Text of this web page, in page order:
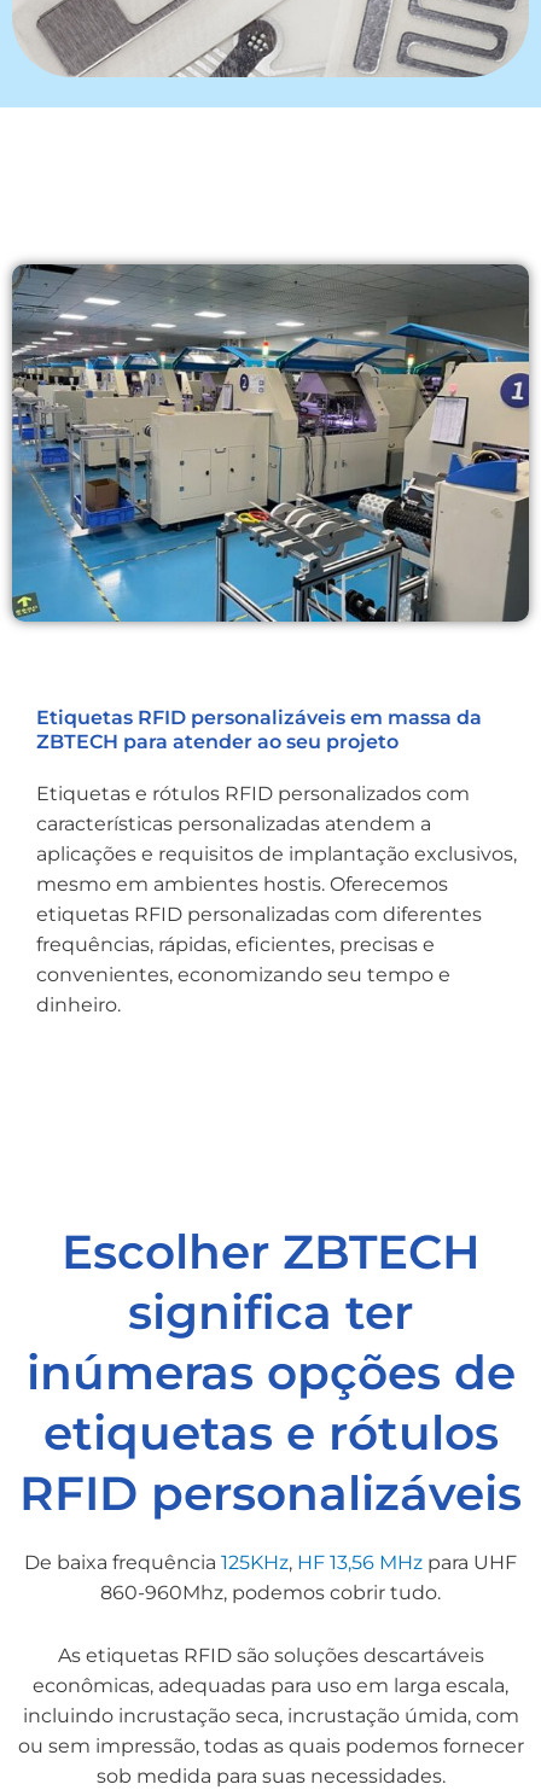
Etiquetas RFID personalizáveis em massa da
ZBTECH para atender ao seu projeto
Etiquetas e rótulos RFID personalizados com
características personalizadas atendem a
aplicações e requisitos de implantação exclusivos,
mesmo em ambientes hostis. Oferecemos
etiquetas RFID personalizadas com diferentes
frequências, rápidas, eficientes, precisas e
convenientes, economizando seu tempo e
dinheiro.
Escolher ZBTECH
significa ter
inúmeras opções de
etiquetas e rótulos
RFID personalizáveis
De baixa frequência 125KHz, HF 13,56 MHz para UHF
860-960Mhz, podemos cobrir tudo.
As etiquetas RFID são soluções descartáveis
econômicas, adequadas para uso em larga escala,
incluindo incrustação seca, incrustação úmida, com
ou sem impressão, todas as quais podemos fornecer
sob medida para suas necessidades.